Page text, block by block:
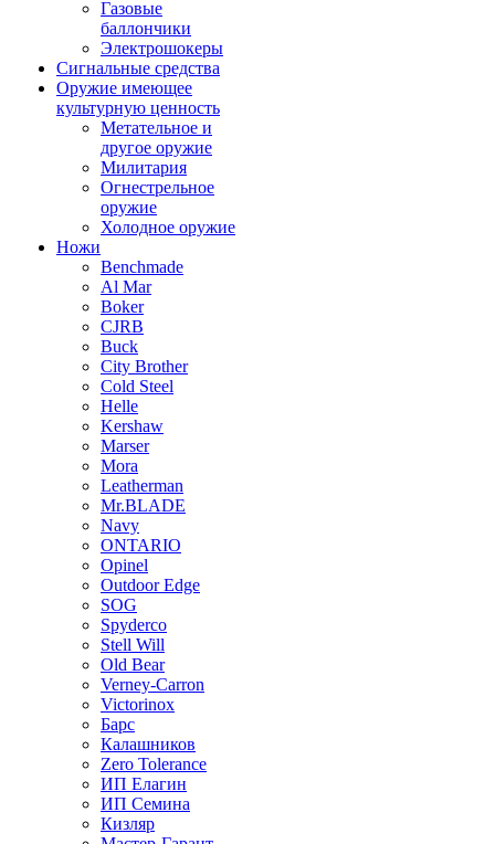
Газовые
баллончики
Электрошокеры
Сигнальные средства
Оружие имеющее
культурную ценность
Метательное и
другое оружие
Милитария
Огнестрельное
оружие
Холодное оружие
Ножи
Benchmade
Al Mar
Boker
CJRB
Buck
City Brother
Cold Steel
Helle
Kershaw
Marser
Mora
Leatherman
Mr.BLADE
Navy
ONTARIO
Opinel
Outdoor Edge
SOG
Spyderco
Stell Will
Old Bear
Verney-Carron
Victorinox
Барс
Калашников
Zero Tolerance
ИП Елагин
ИП Семина
Кизляр